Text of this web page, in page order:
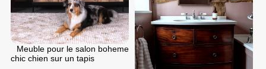
Meuble pour le salon boheme
chic chien sur un tapis